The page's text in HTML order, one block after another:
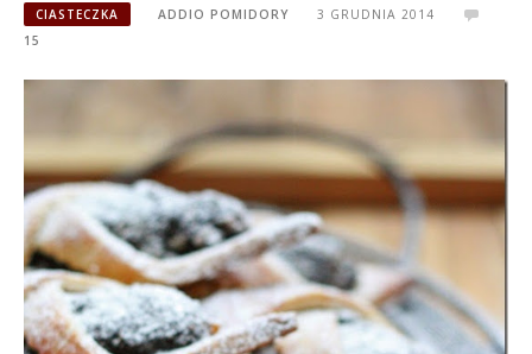
CIASTECZKA ADDIO POMIDORY
3 GRUDNIA 2014
15